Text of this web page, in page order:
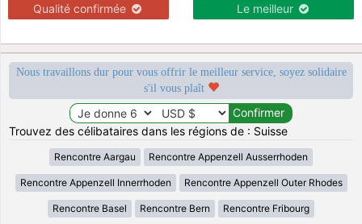
Qualité confirmée Le meilleur
Nous travaillons dur pour vous offrir le meilleur service, soyez solidaire
s'il vous plaît
Trouvez des célibataires dans les régions de : Suisse
Rencontre Aargau Rencontre Appenzell Ausserrhoden
Rencontre Appenzell Innerrhoden Rencontre Appenzell Outer Rhodes
Rencontre Basel Rencontre Bern Rencontre Fribourg